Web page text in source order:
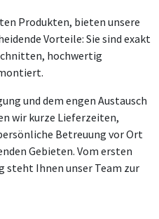
Produkten, bieten unsere
Vorteile: Sie sind exakt
hochwertig
und dem engen Austausch
wir kurze Lieferzeiten,
Betreuung vor Ort
Gebieten. Vom ersten
steht Ihnen unser Team zur